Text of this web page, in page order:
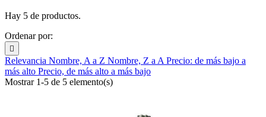
Hay 5 de productos.
Ordenar por:

Relevancia Nombre, A a Z Nombre, Z a A Precio: de más bajo a
más alto Precio, de más alto a más bajo
Mostrar 1-5 de 5 elemento(s)